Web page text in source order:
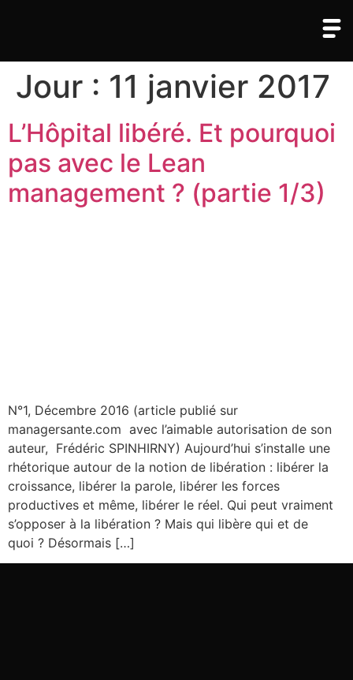
Jour : 11 janvier 2017
L’Hôpital libéré. Et pourquoi
pas avec le Lean
management ? (partie 1/3)
N°1, Décembre 2016 (article publié sur
managersante.com avec l’aimable autorisation de son
auteur, Frédéric SPINHIRNY) Aujourd’hui s’installe une
rhétorique autour de la notion de libération : libérer la
croissance, libérer la parole, libérer les forces
productives et même, libérer le réel. Qui peut vraiment
s’opposer à la libération ? Mais qui libère qui et de
quoi ? Désormais […]